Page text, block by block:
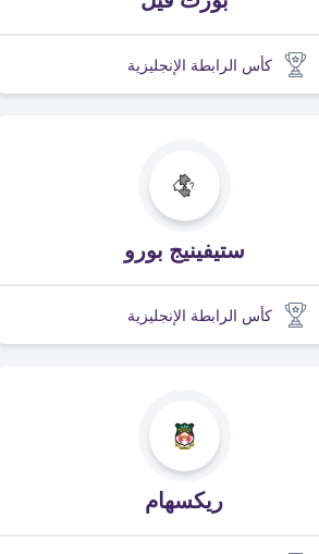
كأس الرابطة الإنجليزية
ستيفينيج بورو
كأس الرابطة الإنجليزية
ريكسهام